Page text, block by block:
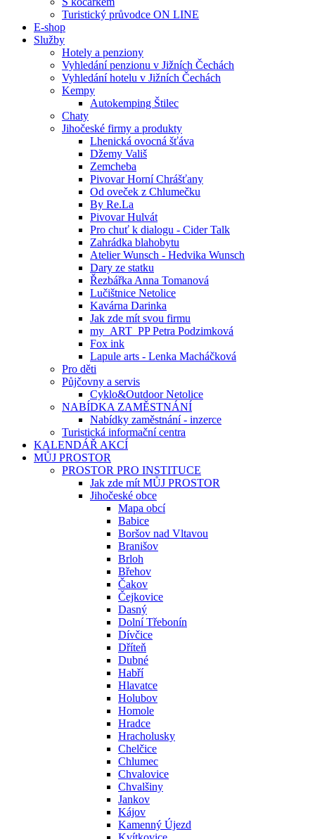
Turistický průvodce ON LINE
E-shop
Služby
Hotely a penziony
Vyhledání penzionu v Jižních Čechách
Vyhledání hotelu v Jižních Čechách
Kempy
Autokemping Štilec
Chaty
Jihočeské firmy a produkty
Lhenická ovocná šťáva
Džemy Vališ
Zemcheba
Pivovar Horní Chrášťany
Od oveček z Chlumečku
By Re.La
Pivovar Hulvát
Pro chuť k dialogu - Cider Talk
Zahrádka blahobytu
Atelier Wunsch - Hedvika Wunsch
Dary ze statku
Řezbářka Anna Tomanová
Lučištnice Netolice
Kavárna Darinka
Jak zde mít svou firmu
my_ART_PP Petra Podzimková
Fox ink
Lapule arts - Lenka Macháčková
Pro děti
Půjčovny a servis
Cyklo&Outdoor Netolice
NABÍDKA ZAMĚSTNÁNÍ
Nabídky zaměstnání - inzerce
Turistická informační centra
KALENDÁŘ AKCÍ
MŮJ PROSTOR
PROSTOR PRO INSTITUCE
Jak zde mít MŮJ PROSTOR
Jihočeské obce
Mapa obcí
Babice
Boršov nad Vltavou
Branišov
Brloh
Břehov
Čakov
Čejkovice
Dasný
Dolní Třebonín
Dívčice
Dříteň
Dubné
Habří
Hlavatce
Holubov
Homole
Hradce
Hracholusky
Chelčice
Chlumec
Chvalovice
Chvalšiny
Jankov
Kájov
Kamenný Újezd